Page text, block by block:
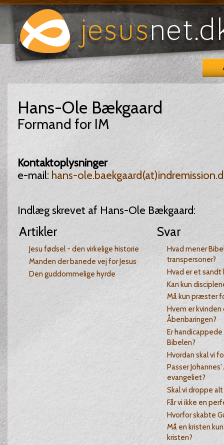
Hans-Ole Bækgaard
Formand for IM
Kontaktoplysninger
e-mail: hans-
Indlæg skrevet af Hans-Ole Bækgaard:
Artikler
Jesu fødsel - den virkelige historie
Manden der banede vej for Jesus
Den guddommelige hyrde
Svar
Hvad mener
transpersoner?
Hvad er et
Kan kun
Må kun præster
Hvem er kvinden
Åbenbaringen?
Er
Bibelen?
Hvordan skal vi
Passer
evangeliet?
Skal vi droppe
Får vi ikke en
Hvorfor skabte
Må en kristen
kristen?